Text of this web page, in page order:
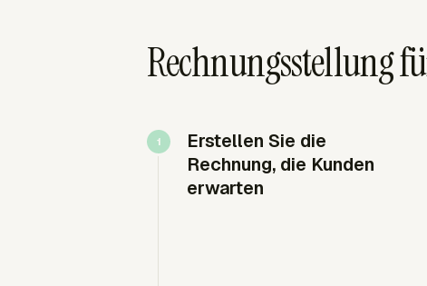
Rechnungsstellung
Erstellen Sie die
Rechnung, die Kunden
erwarten